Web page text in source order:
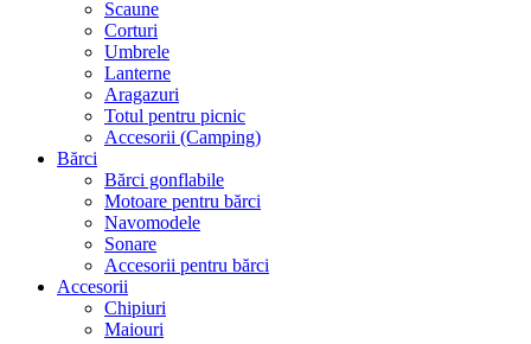
Scaune
Corturi
Umbrele
Lanterne
Aragazuri
Totul pentru picnic
Accesorii (Camping)
Bărci
Bărci gonflabile
Motoare pentru bărci
Navomodele
Sonare
Accesorii pentru bărci
Accesorii
Chipiuri
Maiouri